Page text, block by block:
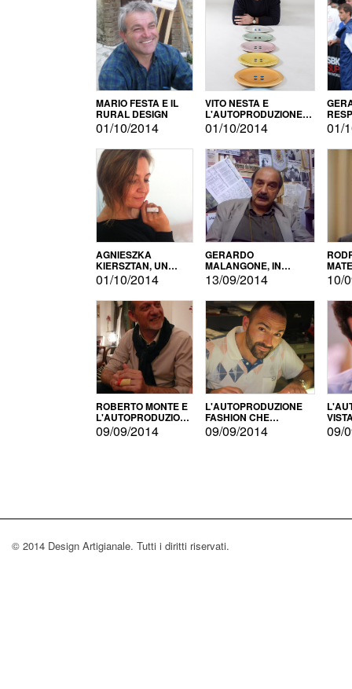
MARIO FESTA E IL
RURAL DESIGN
01/10/2014
VITO NESTA E
L'AUTOPRODUZIONE
COME RECUPERO DEI
SIMBOLI
01/10/2014 01/
AGNIESZKA
KIERSZTAN, UN
MODELLO DI
AUTOPRODUZIONE
01/10/2014
GERARDO
MALANGONE, IN
GIURIA PER IL
CONCORSO
LETTERARIO
13/09/2014 10/
ROBERTO MONTE E
L'AUTOPRODUZIONE
CON IL CENSIMENTO
09/09/2014
L'AUTOPRODUZIONE
FASHION CHE
CONQUISTA GLI USA
09/09/2014 09/
© 2014 Design Artigianale. Tutti i diritti riservati.